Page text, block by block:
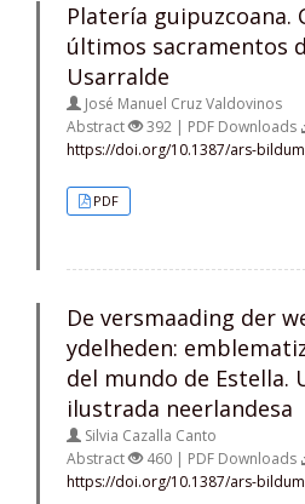
Platería guipuzcoana.
últimos sacramentos
Usarralde
José Manuel Cruz Valdovinos
Abstract
392 | PDF Downloads
https://doi.org/10.1387/ars-
PDF
De versmaading der
ydelheden:
del mundo de Estella.
ilustrada neerlandesa
Silvia Cazalla Canto
Abstract
460 | PDF Downloads
https://doi.org/10.1387/ars-